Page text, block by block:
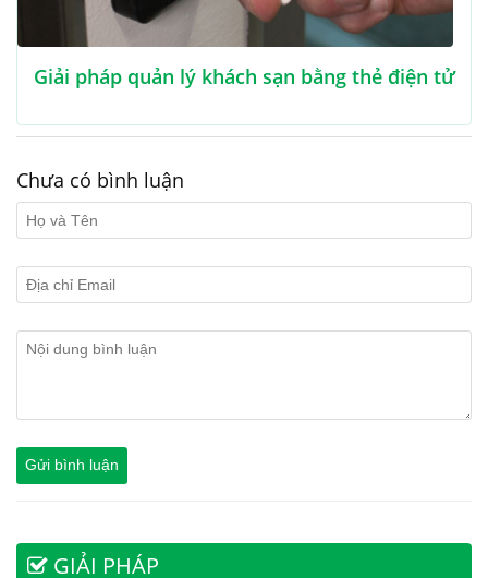
Giải pháp quản lý khách sạn bằng thẻ điện tử
Chưa có bình luận
GIẢI PHÁP